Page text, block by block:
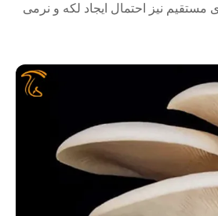
مستقیم نیز احتمال ایجاد لکه و نرمی